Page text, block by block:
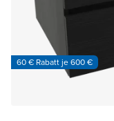
60 € Rabatt je 600 €